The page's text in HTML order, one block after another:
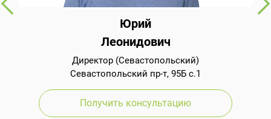
Юрий
Леонидович
Директор (Севастопольский)
Севастопольский пр-т, 95Б с.1
Получить консультацию